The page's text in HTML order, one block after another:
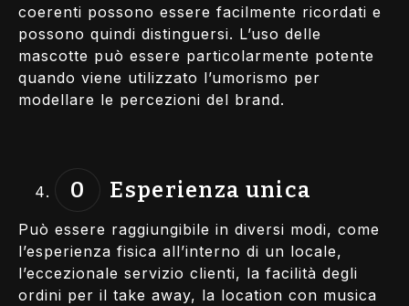
coerenti possono essere facilmente ricordati e
possono quindi distinguersi. L’uso delle
mascotte può essere particolarmente potente
quando viene utilizzato l’umorismo per
modellare le percezioni del brand.
Esperienza unica
Può essere raggiungibile in diversi modi, come
l’esperienza fisica all’interno di un locale,
l’eccezionale servizio clienti, la facilità degli
ordini per il take away, la location con musica